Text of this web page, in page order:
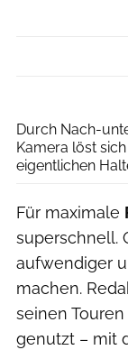
Durch Nach-
Kamera löst
eigentlichen
Für maximale
superschnell.
aufwendiger
machen.
seinen
genutzt – mit